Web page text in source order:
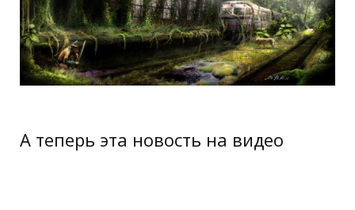
А теперь эта новость на видео